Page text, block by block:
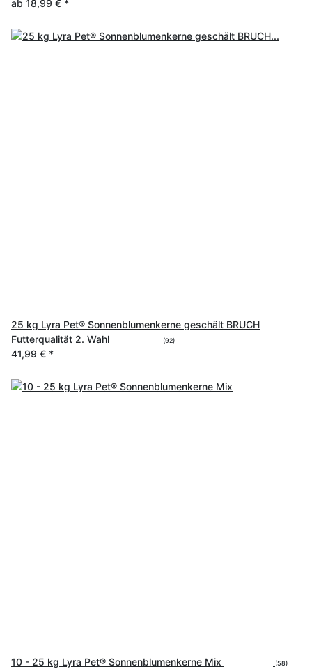
ab 18,99 € *
25 kg Lyra Pet® Sonnenblumenkerne geschält BRUCH
Futterqualität 2. Wahl
(92)
41,99 € *
10 - 25 kg Lyra Pet® Sonnenblumenkerne Mix (58)